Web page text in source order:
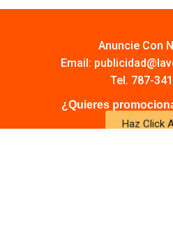
Anuncie Con
Email:
Tel. 787-
¿Quieres
Haz Click